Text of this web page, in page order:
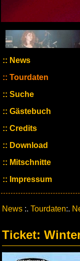
News
Tourdaten
Suche
Gästebuch
Credits
Download
Mitschnitte
Impressum
News :. Tourdaten:.
Ticket: